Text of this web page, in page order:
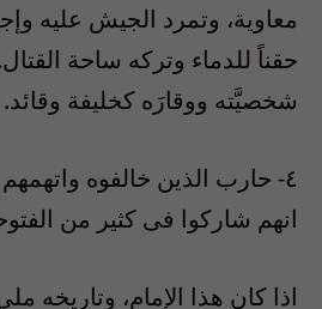
معاوية، وتمرد الجيش عليه
حقناً للدماء وتركه ساحة
شخصيَّته ووقارَه كخليفة وقائد.
٤- حارب الذين خالفوه
انهم شاركوا فى كثير من
اذا كان هذا الإمام، وتاريخه